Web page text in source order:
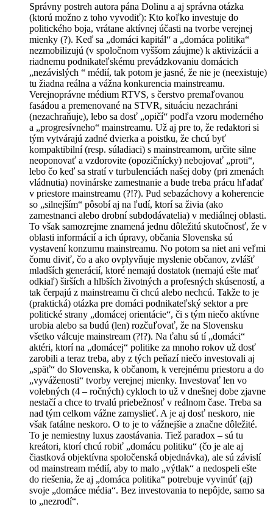
Správny postreh autora pána Dolinu a aj správna otázka
(ktorú možno z toho vyvodiť): Kto koľko investuje do
politického boja, vrátane aktívnej účasti na tvorbe verejnej
mienky (?). Keď sa „domáci kapitál“ a „domáca politika“
nezmobilizujú (v spoločnom vyššom záujme) k aktivizácii a
riadnemu podnikateľskému prevádzkovaniu domácich
„nezávislých “ médií, tak potom je jasné, že nie je (neexistuje)
tu žiadna reálna a vážna konkurencia mainstreamu.
Verejnoprávne médium RTVS, s čerstvo premaľovanou
fasádou a premenované na STVR, situáciu nezachráni
(nezachraňuje), lebo sa dosť „opičí“ podľa vzoru moderného
a „progresívneho“ mainstreamu. Už aj pre to, že redaktori si
tým vytvárajú zadné dvierka a poistku, že chcú byť
kompaktibilní (resp. súladiaci) s mainstreamom, určite silne
neoponovať a vzdorovite (opozičnícky) nebojovať „proti“,
lebo čo keď sa stratí v turbulenciách našej doby (pri zmenách
vládnutia) novinárske zamestnanie a bude treba prácu hľadať
v priestore mainstreamu (?!?). Pud sebazáchovy a koherencie
so „silnejším“ pôsobí aj na ľudí, ktorí sa živia (ako
zamestnanci alebo drobní subdodávatelia) v mediálnej oblasti.
To však samozrejme znamená jednu dôležitú skutočnosť, že v
oblasti informácií a ich úpravy, občania Slovenska sú
vystavení konzumu mainstreamu. No potom sa niet ani veľmi
čomu diviť, čo a ako ovplyvňuje myslenie občanov, zvlášť
mladších generácií, ktoré nemajú dostatok (nemajú ešte mať
odkiaľ) širších a hlbších životných a profesných skúseností, a
tak čerpajú z mainstreamu či chcú alebo nechcú. Takže to je
(praktická) otázka pre domáci podnikateľský sektor a pre
politické strany „domácej orientácie“, či s tým niečo aktívne
urobia alebo sa budú (len) rozčuľovať, že na Slovensku
všetko válcuje mainstream (?!?). Na ťahu sú tí „domáci“
aktéri, ktorí na „domácej“ politike za mnoho rokov už dosť
zarobili a teraz treba, aby z tých peňazí niečo investovali aj
„späť“ do Slovenska, k občanom, k verejnému priestoru a do
„vyváženosti“ tvorby verejnej mienky. Investovať len vo
volebných (4 – ročných) cykloch to už v dnešnej dobe zjavne
nestačí a chce to trvalú priebežnosť v reálnom čase. Treba sa
nad tým celkom vážne zamyslieť. A je aj dosť neskoro, nie
však fatálne neskoro. O to je to vážnejšie a značne dôležité.
To je nemiestny luxus zaostávania. Tiež paradox – sú tu
kreátori, ktorí chcú robiť „domácu politiku“ (čo je ale aj
čiastková objektívna spoločenská objednávka), ale sú závislí
od mainstream médií, aby to malo „výtlak“ a nedospeli ešte
do riešenia, že aj „domáca politika“ potrebuje vyvinúť (aj)
svoje „domáce média“. Bez investovania to nepôjde, samo sa
to „nezrodí“.